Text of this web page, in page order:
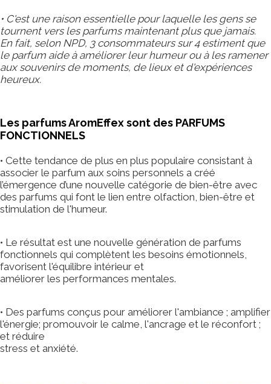
• C'est une raison essentielle pour laquelle les gens se
tournent vers les parfums maintenant plus que jamais.
En fait, selon NPD, 3 consommateurs sur 4 estiment que
le parfum aide à améliorer leur humeur ou à les ramener
aux souvenirs de moments, de lieux et d'expériences
heureux.
Les parfums AromEffex sont des PARFUMS
FONCTIONNELS
• Cette tendance de plus en plus populaire consistant à
associer le parfum aux soins personnels a créé
l’émergence d’une nouvelle catégorie de bien-être avec
des parfums qui font le lien entre olfaction, bien-être et
stimulation de l'humeur.
• Le résultat est une nouvelle génération de parfums
fonctionnels qui complètent les besoins émotionnels,
favorisent l'équilibre intérieur et
améliorer les performances mentales.
• Des parfums conçus pour améliorer l'ambiance ; amplifier
l'énergie; promouvoir le calme, l'ancrage et le réconfort ;
et réduire
stress et anxiété.